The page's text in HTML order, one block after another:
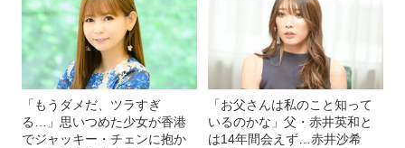
「もうダメだ、ツラすぎ
る…」思いつめた少女が香港
でジャッキー・チェンに抱か
「お父さんは私のこと知って
いるのかな」父・赤井英和と
は14年間会えず…赤井沙希